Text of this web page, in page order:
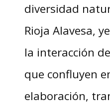
diversidad
Rioja Alavesa,
la interacción
que confluyen
elaboración,